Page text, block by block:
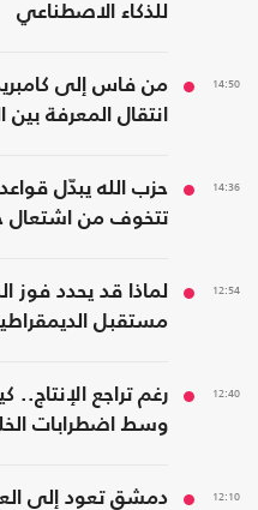
للذكاء الاصطناعي
14:50
من فاس إلى
انتقال المعرفة
14:36
حزب الله يبدّل
تتخوف من اشتعال
12:54
لماذا قد يحدد
مستقبل
12:40
رغم تراجع الإنتاج..
وسط اضطرابات
12:10 دمشق تعود إلى